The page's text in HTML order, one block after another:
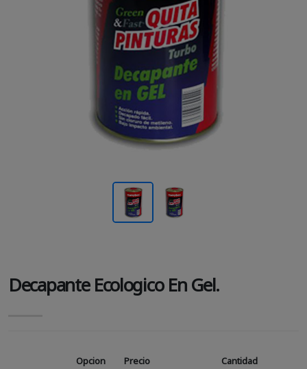
Decapante Ecologico En Gel.
Opcion Precio Cantidad